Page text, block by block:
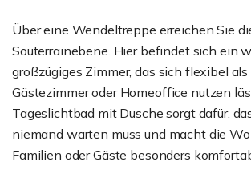
Über eine Wendeltreppe erreichen Sie
Souterrainebene. Hier befindet sich ein
großzügiges Zimmer, das sich flexibel als
Gästezimmer oder Homeoffice nutzen
Tageslichtbad mit Dusche sorgt dafür,
niemand warten muss und macht die
Familien oder Gäste besonders